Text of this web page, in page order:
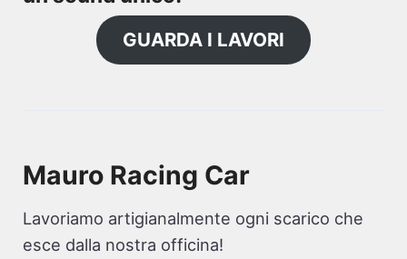
GUARDA I LAVORI
Mauro Racing Car
Lavoriamo artigianalmente ogni scarico che
esce dalla nostra officina!